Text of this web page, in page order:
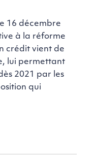
16 décembre
à la réforme
crédit vient de
lui permettant
2021 par les
qui